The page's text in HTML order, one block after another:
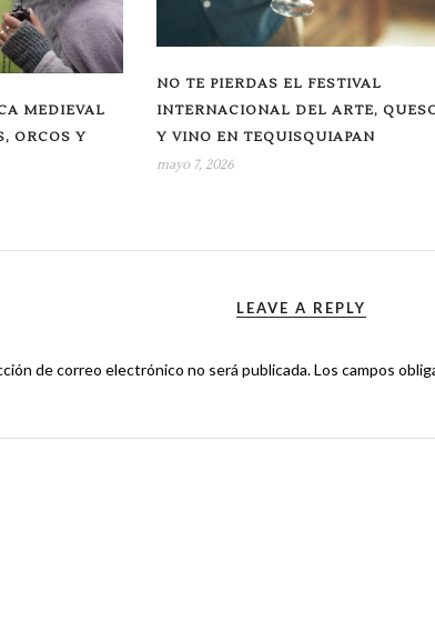
MEDIEVAL
ORCOS Y
NO TE PIERDAS EL FESTIVAL
INTERNACIONAL DEL ARTE,
Y VINO EN TEQUISQUIAPAN
mayo 7, 2026
LEAVE A REPLY
de correo electrónico no será publicada.Los campos